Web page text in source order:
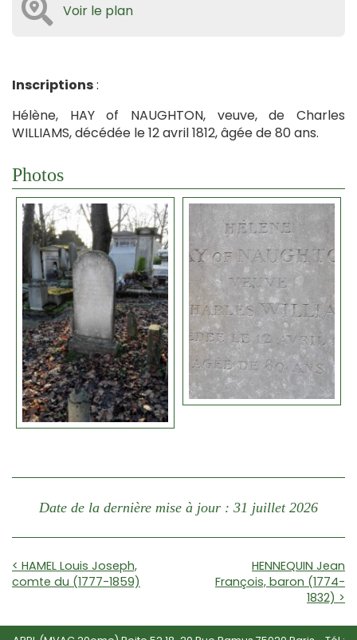
Voir le plan
Inscriptions:
Hélène, HAY of NAUGHTON, veuve, de Charles
WILLIAMS, décédée le 12 avril 1812, âgée de 80 ans.
Photos
Date de la dernière mise à jour : 31 juillet 2026
< HAMEL Louis Joseph,
comte du (1777-1859)
HENNEQUIN Jean
François, baron (1774-
1832) >